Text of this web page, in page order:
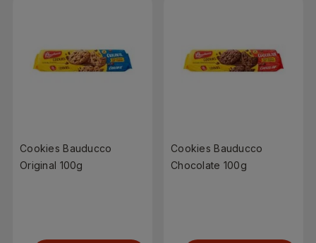
Cookies Bauducco
Original 100g
Cookies Bauducco
Chocolate 100g